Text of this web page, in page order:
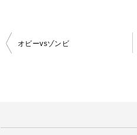
投
オビーvsゾンビ